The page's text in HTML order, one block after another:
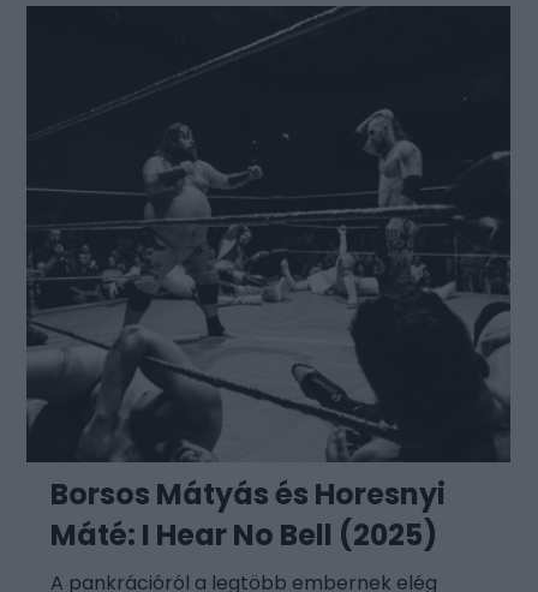
Borsos Mátyás és Horesnyi
Máté: I Hear No Bell (2025)
A pankrációról a legtöbb embernek elég